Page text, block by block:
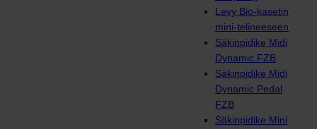
Levy Bio-kasetin
mini-telineeseen
Säkinpidike Midi
Dynamic FZB
Säkinpidike Midi
Dynamic Pedal
FZB
Säkinpidike Mini